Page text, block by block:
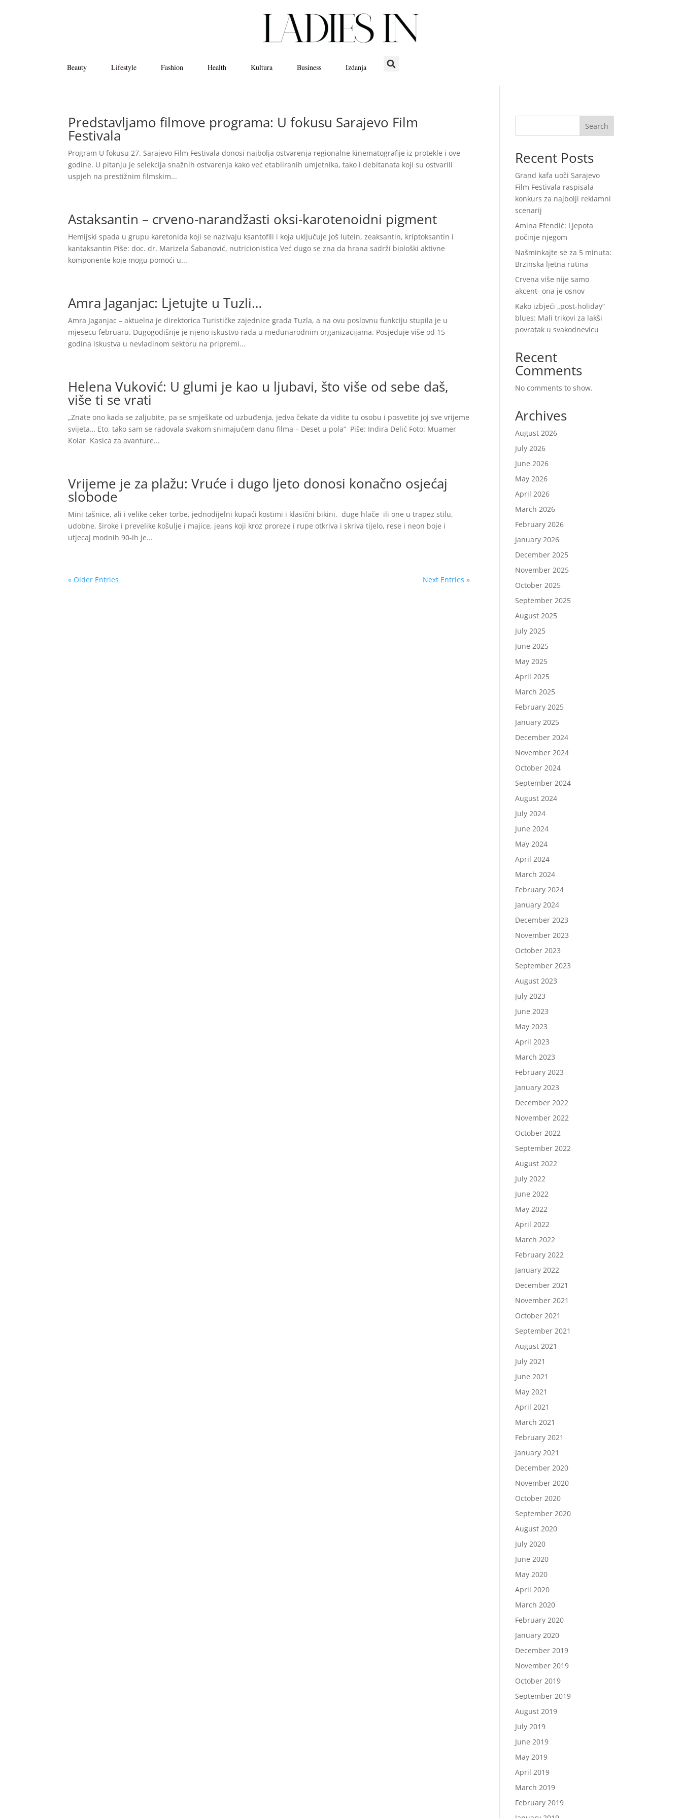
Beauty Lifestyle Fashion Health Kultura Business Izdanja
Predstavljamo filmove programa: U fokusu Sarajevo Film
Festivala
Program U fokusu 27. Sarajevo Film Festivala donosi najbolja ostvarenja regionalne kinematografije iz protekle i ove
godine. U pitanju je selekcija snažnih ostvarenja kako već etabliranih umjetnika, tako i debitanata koji su ostvarili
uspjeh na prestižnim filmskim...
Astaksantin – crveno-narandžasti oksi-karotenoidni pigment
Hemijski spada u grupu karetonida koji se nazivaju ksantofili i koja uključuje još lutein, zeaksantin, kriptoksantin i
kantaksantin Piše: doc. dr. Marizela Šabanović, nutricionistica Već dugo se zna da hrana sadrži biološki aktivne
komponente koje mogu pomoći u...
Amra Jaganjac: Ljetujte u Tuzli…
Amra Jaganjac – aktuelna je direktorica Turističke zajednice grada Tuzla, a na ovu poslovnu funkciju stupila je u
mjesecu februaru. Dugogodišnje je njeno iskustvo rada u međunarodnim organizacijama. Posjeduje više od 15
godina iskustva u nevladinom sektoru na pripremi...
Helena Vuković: U glumi je kao u ljubavi, što više od sebe daš,
više ti se vrati
„Znate ono kada se zaljubite, pa se smješkate od uzbuđenja, jedva čekate da vidite tu osobu i posvetite joj sve vrijeme
svijeta… Eto, tako sam se radovala svakom snimajućem danu filma – Deset u pola“ Piše: Indira Delić Foto: Muamer
Kolar Kasica za avanture...
Vrijeme je za plažu: Vruće i dugo ljeto donosi konačno osjećaj
slobode
Mini tašnice, ali i velike ceker torbe, jednodijelni kupaći kostimi i klasični bikini, duge hlače ili one u trapez stilu,
udobne, široke i prevelike košulje i majice, jeans koji kroz proreze i rupe otkriva i skriva tijelo, rese i neon boje i
utjecaj modnih 90-ih je...
« Older Entries Next Entries »
Search
Recent Posts
Grand kafa uoči Sarajevo
Film Festivala raspisala
konkurs za najbolji reklamni
scenarij
Amina Efendić: Ljepota
počinje njegom
Našminkajte se za 5 minuta:
Brzinska ljetna rutina
Crvena više nije samo
akcent- ona je osnov
Kako izbjeći „post-holiday“
blues: Mali trikovi za lakši
povratak u svakodnevicu
Recent
Comments
No comments to show.
Archives
August 2026
July 2026
June 2026
May 2026
April 2026
March 2026
February 2026
January 2026
December 2025
November 2025
October 2025
September 2025
August 2025
July 2025
June 2025
May 2025
April 2025
March 2025
February 2025
January 2025
December 2024
November 2024
October 2024
September 2024
August 2024
July 2024
June 2024
May 2024
April 2024
March 2024
February 2024
January 2024
December 2023
November 2023
October 2023
September 2023
August 2023
July 2023
June 2023
May 2023
April 2023
March 2023
February 2023
January 2023
December 2022
November 2022
October 2022
September 2022
August 2022
July 2022
June 2022
May 2022
April 2022
March 2022
February 2022
January 2022
December 2021
November 2021
October 2021
September 2021
August 2021
July 2021
June 2021
May 2021
April 2021
March 2021
February 2021
January 2021
December 2020
November 2020
October 2020
September 2020
August 2020
July 2020
June 2020
May 2020
April 2020
March 2020
February 2020
January 2020
December 2019
November 2019
October 2019
September 2019
August 2019
July 2019
June 2019
May 2019
April 2019
March 2019
February 2019